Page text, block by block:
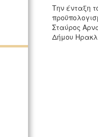
Την ένταξη
Σταύρος
Δήμου